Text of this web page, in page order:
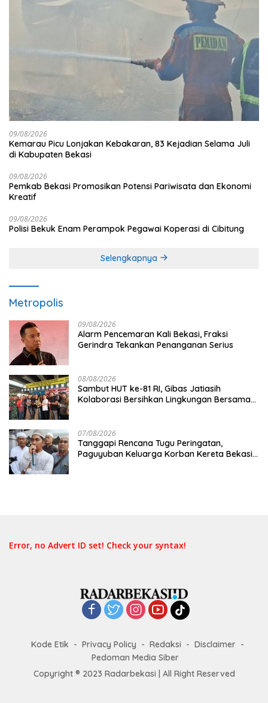
09/08/2026
Kemarau Picu Lonjakan Kebakaran, 83 Kejadian Selama Juli
di Kabupaten Bekasi
09/08/2026
Pemkab Bekasi Promosikan Potensi Pariwisata dan Ekonomi
Kreatif
09/08/2026
Polisi Bekuk Enam Perampok Pegawai Koperasi di Cibitung
Selengkapnya
Metropolis
09/08/2026
Alarm Pencemaran Kali Bekasi, Fraksi
Gerindra Tekankan Penanganan Serius
08/08/2026
Sambut HUT ke-81 RI, Gibas Jatiasih
Kolaborasi Bersihkan Lingkungan Bersama
07/08/2026
Tanggapi Rencana Tugu Peringatan,
Paguyuban Keluarga Korban Kereta Bekasi
Error, no Advert ID set! Check your syntax!
Kode Etik Privacy Policy Redaksi
Disclaimer
Pedoman Media Siber
Copyright ® 2023 Radarbekasi | All Right Reserved